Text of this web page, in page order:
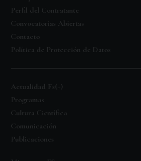
Perfil del Contratante
Convocatorias Abiertas
Contacto
Política de Protección de Datos
Actualidad Fs(+)
Programas
Cultura Científica
Comunicación
Publicaciones